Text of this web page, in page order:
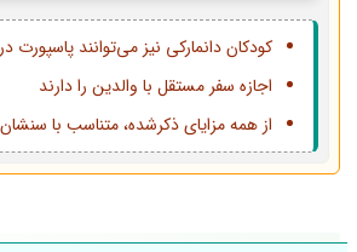
کودکان دانمارکی نیز می‌توانند پاسپورت
اجازه سفر مستقل با والدین را دارند
از همه مزایای ذکرشده، متناسب با